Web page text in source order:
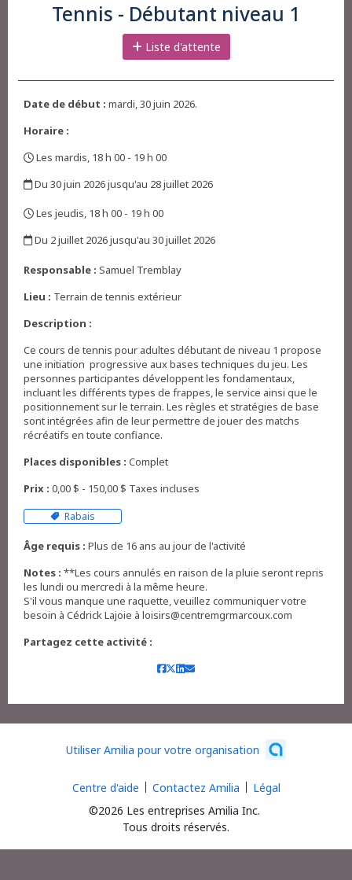
Tennis - Débutant niveau 1
Liste d'attente
Date de début : mardi, 30 juin 2026.
Horaire :
Les mardis, 18 h 00 - 19 h 00
Du 30 juin 2026 jusqu'au 28 juillet 2026
Les jeudis, 18 h 00 - 19 h 00
Du 2 juillet 2026 jusqu'au 30 juillet 2026
Responsable : Samuel Tremblay
Lieu : Terrain de tennis extérieur
Description :
Ce cours de tennis pour adultes débutant de niveau 1 propose
une initiation progressive aux bases techniques du jeu. Les
personnes participantes développent les fondamentaux,
incluant les différents types de frappes, le service ainsi que le
positionnement sur le terrain. Les règles et stratégies de base
sont intégrées afin de leur permettre de jouer des matchs
récréatifs en toute confiance.
Places disponibles : Complet
Prix : 0,00 $ - 150,00 $ Taxes incluses
Rabais
Âge requis : Plus de 16 ans au jour de l'activité
Notes : **Les cours annulés en raison de la pluie seront repris
les lundi ou mercredi à la même heure.
S'il vous manque une raquette, veuillez communiquer votre
besoin à Cédrick Lajoie à loisirs@centremgrmarcoux.com
Partagez cette activité :
Utiliser Amilia pour votre organisation
©2026 Les entreprises Amilia Inc.
Tous droits réservés.
Centre d'aide Contactez Amilia Légal